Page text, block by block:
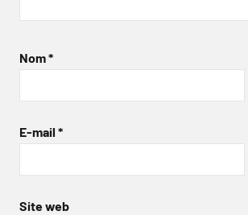
Nom*
E-mail *
Site web